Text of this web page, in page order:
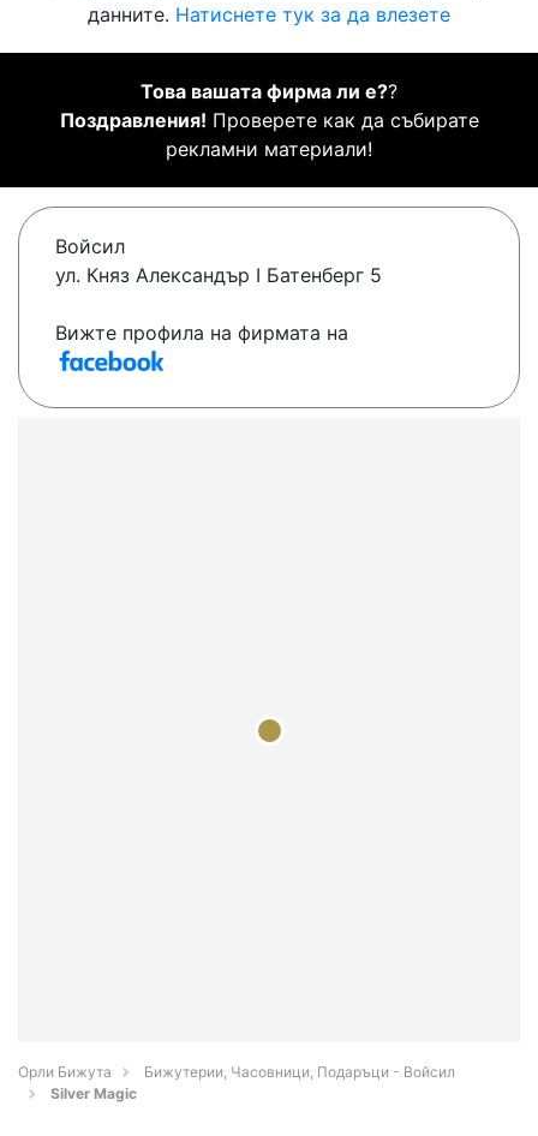
данните. Натиснете тук за да влезете
Това вашата фирма ли е??
Поздравления! Проверете как да събирате
рекламни материали!
Войсил
ул. Княз Александър I Батенберг 5
Вижте профила на фирмата на
Орли Бижута
Бижутерии, Часовници, Подаръци - Войсил
Silver Magic